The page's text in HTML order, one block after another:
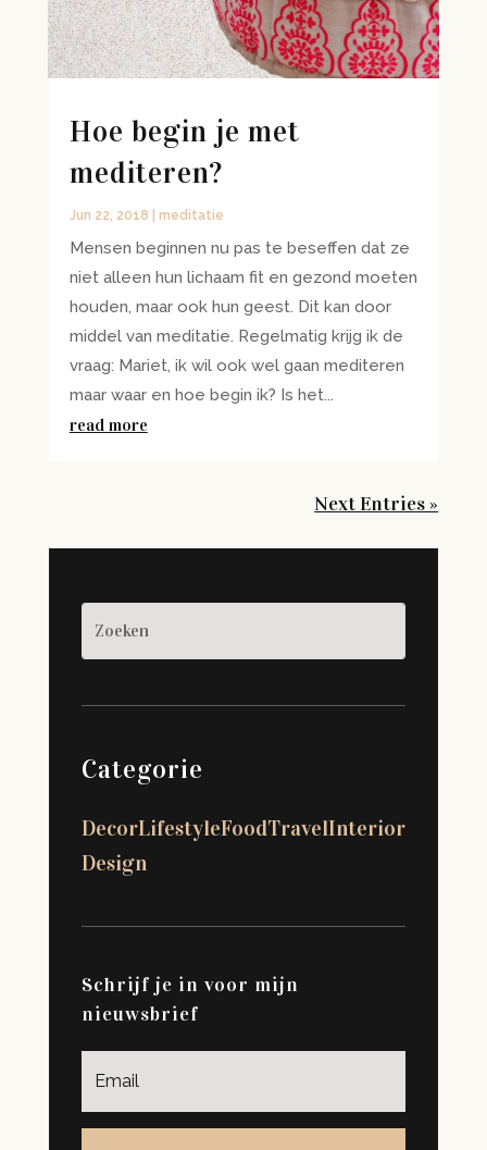
Hoe begin je met
mediteren?
Jun 22, 2018 meditatie
Mensen beginnen nu pas te beseffen dat ze
niet alleen hun lichaam fit en gezond moeten
houden, maar ook hun geest. Dit kan door
middel van meditatie. Regelmatig krijg ik de
vraag: Mariet, ik wil ook wel gaan mediteren
maar waar en hoe begin ik? Is het...
read more
Next Entries »
Categorie
DecorLifestyleFoodTravelInterior
Design
Schrijf je in voor mijn
nieuwsbrief